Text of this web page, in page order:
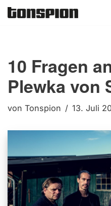
10 Fragen
Plewka von
von Tonspion 13. Juli